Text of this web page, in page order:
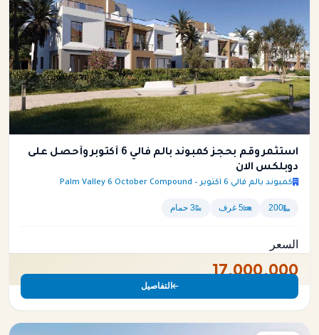
استثمر وقم بحجز كمبوند بالم فالي 6 أكتوبر وأحصل على
دوبلكس الان
كمبوند بالم فالي 6 اكتوبر – Palm Valley 6 October Compound
200 5 غرف 3 حمام
السعر
17,000,000
التفاصيل